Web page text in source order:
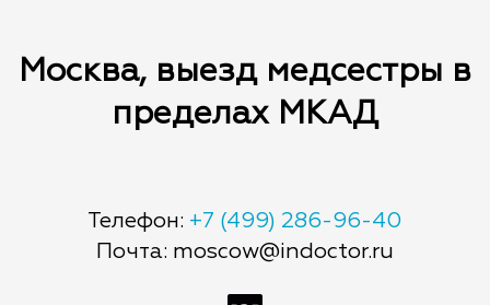
Москва, выезд медсестры в
пределах МКАД
Телефон: +7 (499) 286-96-40
Почта: moscow@indoctor.ru